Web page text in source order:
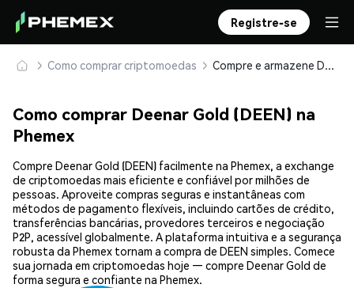
Registre-se
Como comprar criptomoedas Compre e armazene Deenar Gold (DEEN) com segurança
Como comprar Deenar Gold (DEEN) na
Phemex
Compre Deenar Gold (DEEN) facilmente na Phemex, a exchange
de criptomoedas mais eficiente e confiável por milhões de
pessoas. Aproveite compras seguras e instantâneas com
métodos de pagamento flexíveis, incluindo cartões de crédito,
transferências bancárias, provedores terceiros e negociação
P2P, acessível globalmente. A plataforma intuitiva e a segurança
robusta da Phemex tornam a compra de DEEN simples. Comece
sua jornada em criptomoedas hoje — compre Deenar Gold de
forma segura e confiante na Phemex.